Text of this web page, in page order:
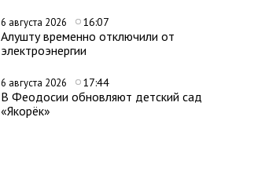
6 августа 2026 16:07
Алушту временно отключили от
электроэнергии
6 августа 2026 17:44
В Феодосии обновляют детский сад
«Якорёк»